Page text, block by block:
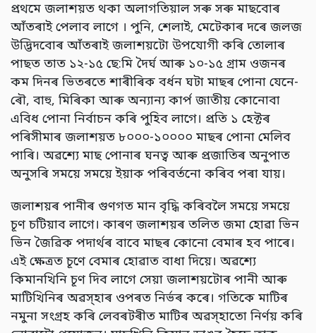
প্ৰথমে জলাশয়ত থকা অলাগতিয়াল সৰু সৰু মাছবোৰ
আঁতৰাই পেলাব লাগে । পুনি, শেলাই, মেটেকাৰ দৰে জলজ
উদ্ভিদবোৰ আঁতৰাই জলাশয়টো উপযোগী কৰি তোলাৰ
পাছত তাত ১২-১৫ ছে:মি দৈৰ্ঘ আৰু ১০-১৫ গ্ৰাম ওজনৰ
কম দিনৰ ভিতৰতে শাৰীৰিক বৰ্ধন ঘটা মাছৰ পোনা যেনে-
ৰৌ, বাহু, মিৰিকা আৰু অন্যান্য কাৰ্প জাতীয় কোনোবা
এবিধ পোনা নিৰ্বাচন কৰি পুহিব লাগে। প্ৰতি ১ হেক্টৰ
পৰিসীমাৰ জলাশয়ত ৮০০০-১০০০০ মাছৰ পোনা মেলিব
পাৰি। অৱশ্যে মাছ পোনাৰ ঘনত্ব আৰু প্ৰজাতিৰ অনুপাত
অনুসৰি সময়ে সময়ে ইয়াক পৰিবৰ্তনো কৰিব পৰা যায়।
জলাশয়ৰ পানীৰ গুণগত মান বৃদ্ধি কৰিবলৈ সময়ে সময়ে
চূণ চটিয়াব লাগে। কাৰণ জলাশয়ৰ তলিত জমা হোৱা ভিন
ভিন জৈৱিক পদাৰ্থৰ বাবে মাছৰ কোনো বেমাৰ হব পাৰে।
এই ক্ষেত্ৰত চূণে বেমাৰ হোৱাত বাধা দিয়ে। অৱশ্যে
কিমানখিনি চূণ দিব লাগে সেয়া জলাশয়টোৰ পানী আৰু
মাটিখিনিৰ অৱস্হাৰ ওপৰত নিৰ্ভৰ কৰে। গতিকে মাটিৰ
নমুনা সংগ্ৰহ কৰি লেবৰটৰীত মাটিৰ অৱস্হাতো নিৰ্ণয় কৰি